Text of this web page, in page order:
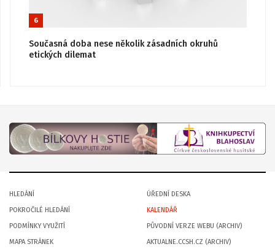
6
Současná doba nese několik zásadních okruhů
etických dilemat
HLEDÁNÍ
POKROČILÉ HLEDÁNÍ
PODMÍNKY VYUŽITÍ
MAPA STRÁNEK
ÚŘEDNÍ DESKA
KALENDÁŘ
PŮVODNÍ VERZE WEBU (ARCHIV)
AKTUALNE.CCSH.CZ (ARCHIV)